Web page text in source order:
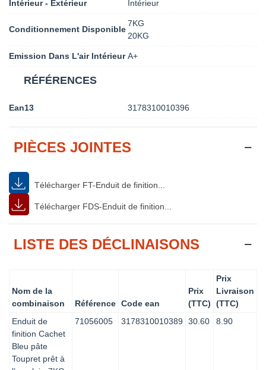
Intérieur - Extérieur Intérieur
Conditionnement Disponible
7KG
20KG
Emission Dans L'air Intérieur A+
RÉFÉRENCES
Ean13 3178310010396
PIÈCES JOINTES
Télécharger FT-Enduit de finition...
Télécharger FDS-Enduit de finition...
LISTE DES DÉCLINAISONS
Nom de la
combinaison
Référence Code ean
Prix
(TTC)
Prix
Livraison
(TTC)
Enduit de
finition Cachet
Bleu pâte
Toupret prêt à
71056005 3178310010389 30.60 8.90